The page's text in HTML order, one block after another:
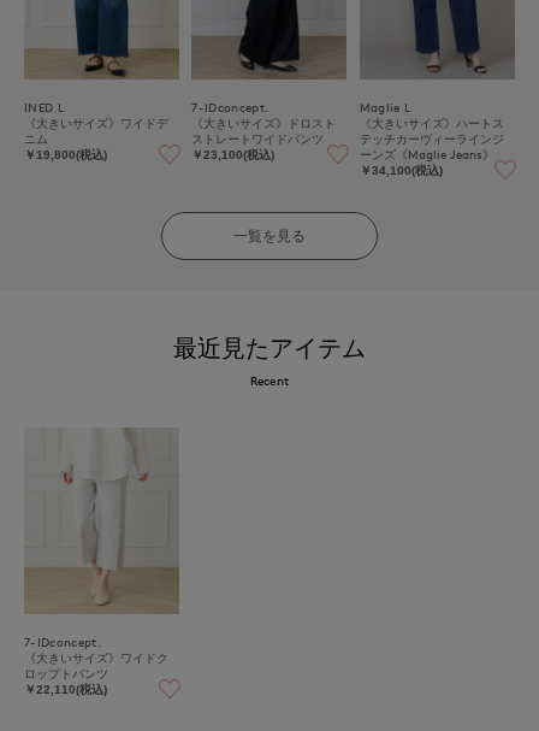
INED L
《大きいサイズ》ワイドデ
ニム
￥19,800(税込)
7-IDconcept.
《大きいサイズ》ドロスト
ストレートワイドパンツ
￥23,100(税込)
Maglie L
《大きいサイズ》ハートス
テッチカーヴィーラインジ
ーンズ《Maglie Jeans》
￥34,100(税込)
一覧を見る
最近見たアイテム
Recent
7-IDconcept.
《大きいサイズ》ワイドク
ロップトパンツ
￥22,110(税込)